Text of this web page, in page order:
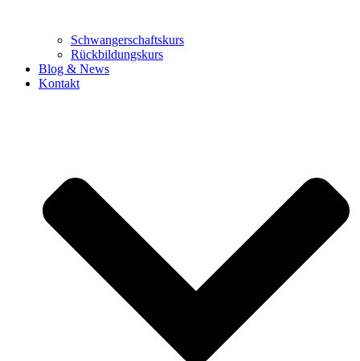
Schwangerschaftskurs
Rückbildungskurs
Blog & News
Kontakt